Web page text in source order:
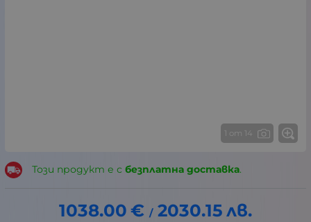
1 от 14
Този продукт е с безплатна доставка.
1038.00 € / 2030.15 лв.